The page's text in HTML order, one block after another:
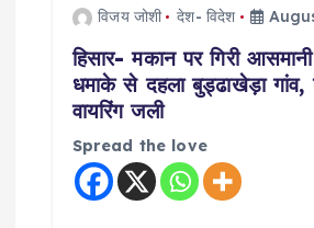
विजय जोशी देश- विदेश
हिसार- मकान पर गिरी
धमाके से दहला बुड्ढाखेड़ा गांव,
वायरिंग जली
Spread the love